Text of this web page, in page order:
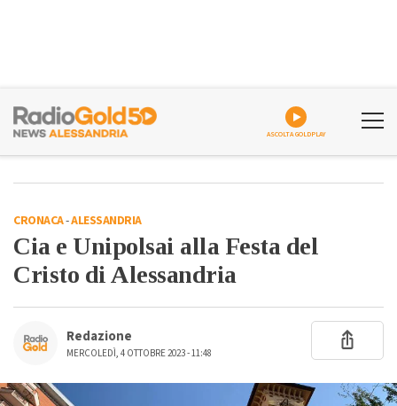
ASCOLTA GOLDPLAY
CRONACA-ALESSANDRIA
Cia e Unipolsai alla Festa del
Cristo di Alessandria
Redazione
MERCOLEDÌ, 4 OTTOBRE 2023 - 11:48